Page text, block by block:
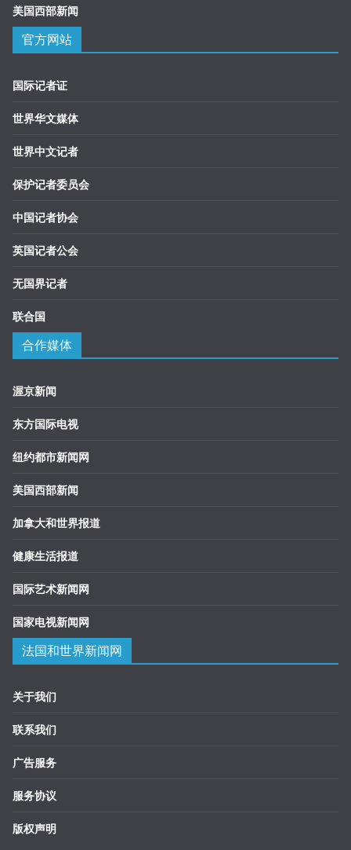
美国西部新闻
官方网站
国际记者证
世界华文媒体
世界中文记者
保护记者委员会
中国记者协会
英国记者公会
无国界记者
联合国
合作媒体
渥京新闻
东方国际电视
纽约都市新闻网
美国西部新闻
加拿大和世界报道
健康生活报道
国际艺术新闻网
国家电视新闻网
法国和世界新闻网
关于我们
联系我们
广告服务
服务协议
版权声明